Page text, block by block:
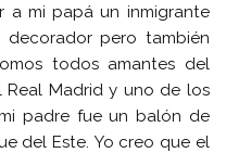
a mi papá un inmigrante
pero también
todos amantes del
Madrid y uno de los
padre fue un balón de
del Este. Yo creo que el